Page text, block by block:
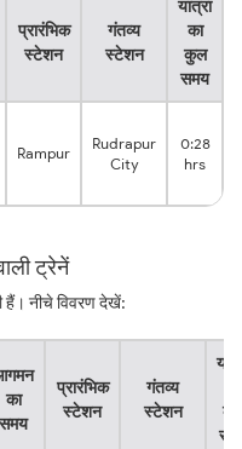
प्रारंभिक
स्टेशन
गंतव्य
स्टेशन
यात्रा
का
कुल
समय
Rampur
Rudrapur
City
0:28
hrs
ट्रेनें
हैं। नीचे विवरण देखें:
का
समय
प्रारंभिक
स्टेशन
गंतव्य
स्टेशन